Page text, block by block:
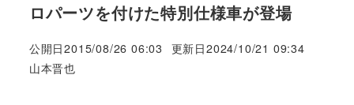
ロパーツを付けた特別仕様車が登場
公開日2015/08/26 06:03 更新日2024/10/21 09:34
著
山本晋也